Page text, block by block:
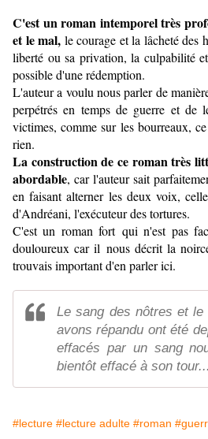
C'est un roman intemporel très
et le mal, le courage et la lâcheté des
liberté ou sa privation, la culpabilité
possible d'une rédemption.
L'auteur a voulu nous parler de
perpétrés en temps de guerre et de
victimes, comme sur les bourreaux,
rien.
La construction de ce roman très
abordable, car l'auteur sait
en faisant alterner les deux voix,
d'Andréani, l'exécuteur des tortures.
C'est un roman fort qui n'est pas
douloureux car il nous décrit la
trouvais important d'en parler ici.
Le sang des nôtres et le
avons répandu ont été
effacés par un sang
bientôt effacé à son tour...
#lecture #lecture adulte #roman